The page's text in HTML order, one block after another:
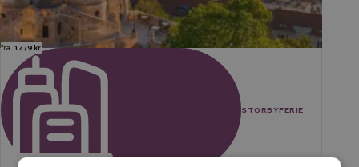
fra 1.479 kr.
STORBYFERIE